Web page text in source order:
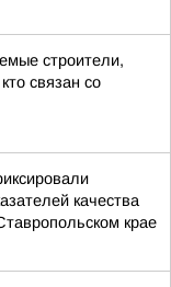
строители,
связан со
качества
крае